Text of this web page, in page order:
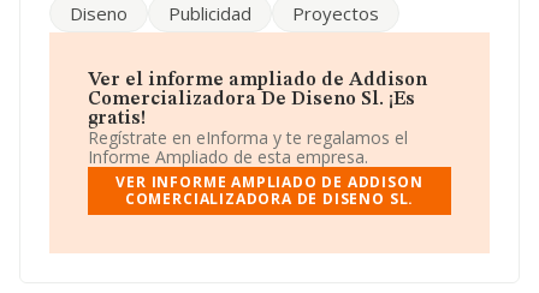
Para ponerse en contacto con sus oficinas, la empresa
La sociedad españolaAddison Comercializadora de
Diseno S.L, B85849974, se encuentra en Calle
Velazquez núm. 76 3, (28001), en el municipio de
Madrid, Madrid.
En base a la información de la que dispone INFORMA
sobre 39.891 compañías, a nivel nacional la facturación
todas las compañías es de 461 mil euros de ventas en
Diseno Publicidad Proyectos
Ver el informe ampliado de Addison
Comercializadora De Diseno Sl. ¡Es
gratis!
Regístrate en eInforma y te regalamos el
Informe Ampliado de esta empresa.
VER INFORME AMPLIADO DE ADDISON
COMERCIALIZADORA DE DISENO SL.